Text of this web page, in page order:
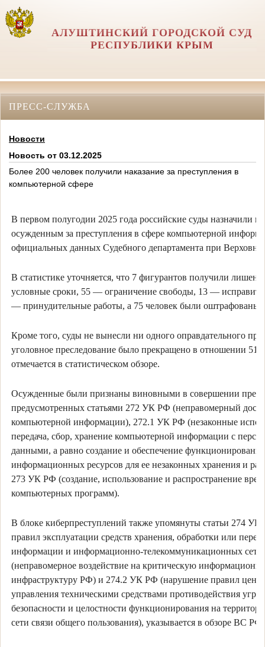
АЛУШТИНСКИЙ ГОРОДСКОЙ СУД
РЕСПУБЛИКИ КРЫМ
ПРЕСС-СЛУЖБА
Новости
Новость от 03.12.2025
Более 200 человек получили наказание за преступления в
компьютерной сфере
В первом полугодии 2025 года российские суды назначили
осужденным за преступления в сфере компьютерной
официальных данных Судебного департамента при
В статистике уточняется, что 7 фигурантов получили
условные сроки, 55 — ограничение свободы, 13 —
— принудительные работы, а 75 человек были оштрафованы.
Кроме того, суды не вынесли ни одного оправдательного
уголовное преследование было прекращено в отношении 51
отмечается в статистическом обзоре.
Осужденные были признаны виновными в совершении
предусмотренных статьями 272 УК РФ (неправомерный
компьютерной информации), 272.1 УК РФ (незаконные
передача, сбор, хранение компьютерной информации с
данными, а равно создание и обеспечение функционирования
информационных ресурсов для ее незаконных хранения и
273 УК РФ (создание, использование и распространение
компьютерных программ).
В блоке киберпреступлений также упомянуты статьи 274
правил эксплуатации средств хранения, обработки или
информации и информационно-телекоммуникационных
(неправомерное воздействие на критическую
инфраструктуру РФ) и 274.2 УК РФ (нарушение правил
управления техническими средствами противодействия
безопасности и целостности функционирования на
сети связи общего пользования), указывается в обзоре ВС РФ.